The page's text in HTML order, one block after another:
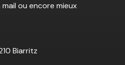
ou encore mieux
Biarritz